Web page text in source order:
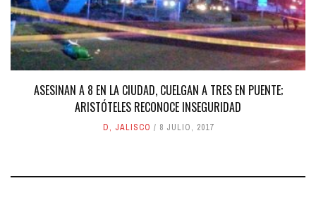
ASESINAN A 8 EN LA CIUDAD, CUELGAN A TRES EN PUENTE;
ARISTÓTELES RECONOCE INSEGURIDAD
D, JALISCO 8 JULIO, 2017